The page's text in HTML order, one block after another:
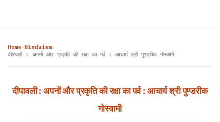
Home› Hinduism›
दीपावली : अपनों और प्रकृति की रक्षा का पर्व : आचार्य श्री पुण्डरीक गोस्वामी
दीपावली : अपनों और प्रकृति की रक्षा का पर्व : आचार्य श्री पुण्डरीक
गोस्वामी